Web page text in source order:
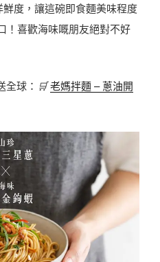
度，讓這碗即食麵美味程度
！喜歡海味嘅朋友絕對不好
全球： 🛒老媽拌麵 – 蔥油開